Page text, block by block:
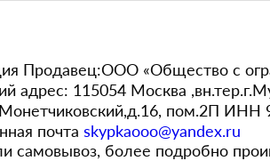
Продавец:ООО «Общество с
адрес: 115054 Москва
пом.2П
почта skypkaooo@yandex.ru
самовывоз, более подробно